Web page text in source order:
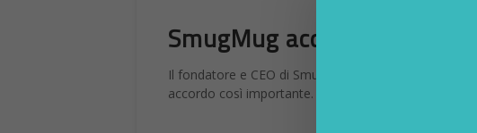
SmugMug acquisizione Flickr
Il fondatore e CEO di SmugMug,
accordo così importante. “Sposteremo cielo e terra